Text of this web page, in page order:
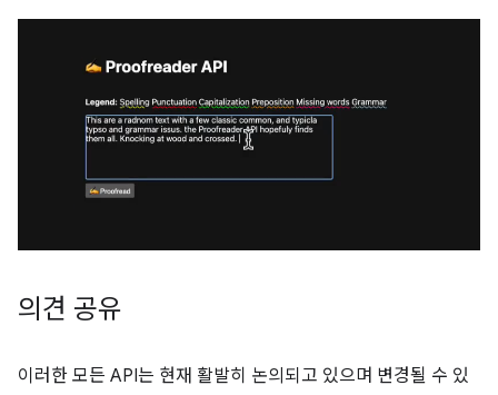
의견 공유
이러한 모든 API는 현재 활발히 논의되고 있으며 변경될 수 있